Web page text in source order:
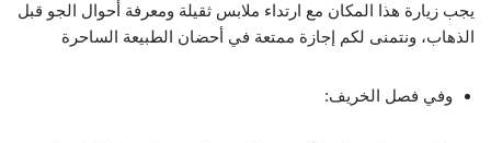
يجب زيارة هذا المكان مع ارتداء ملابس ثقيلة ومعرفة أحوال الجو قبل
الذهاب، ونتمنى لكم إجازة ممتعة في أحضان الطبيعة الساحرة
وفي فصل الخريف: